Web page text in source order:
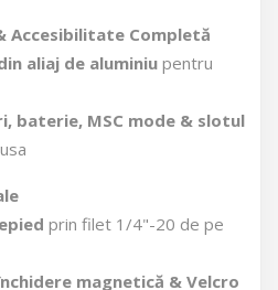
Accesibilitate Completă
aliaj de aluminiu pentru
baterie, MSC mode & slotul
prin filet 1/4"-20 de pe
magnetică & Velcro